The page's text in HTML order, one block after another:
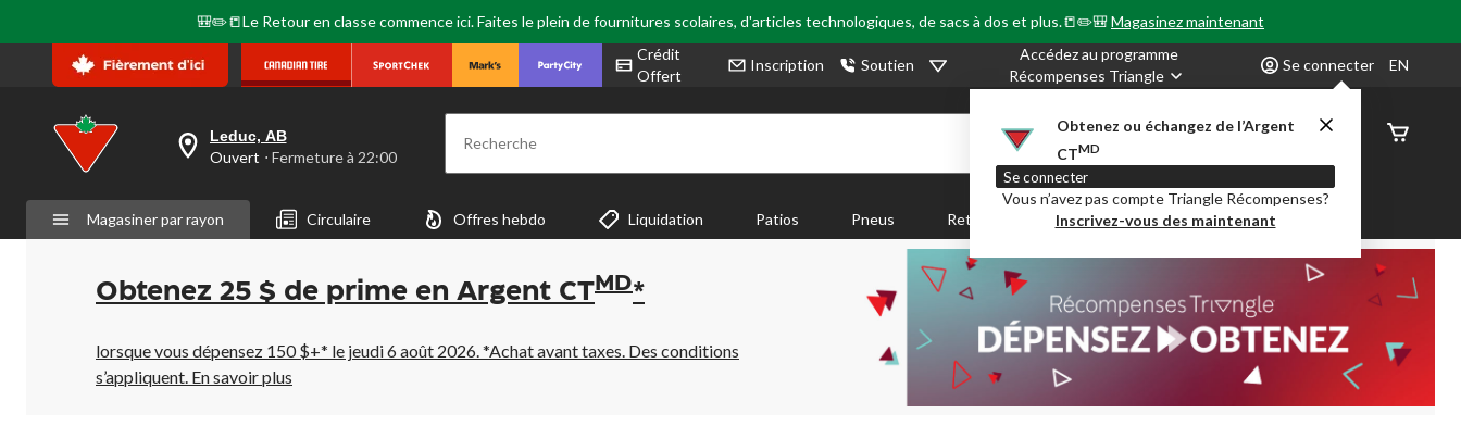
🎒✏️📒Le Retour en classe commence ici. Faites le plein de fournitures scolaires, d'articles technologiques, de sacs à dos et plus.📒✏️🎒Magasinez maintenant
Crédit
Offert
Inscription Soutien
Accédez au programme
Récompenses Triangle
Se connecter
Obtenez ou échangez de l’Argent
CTMD
Se connecter
Vous n’avez pas compte Triangle Récompenses?
Inscrivez-vous des maintenant
EN
votre
est
Leduc,
AB,
Fermeture
à
22:00
cliquer
pour
Leduc, AB
Ouvert ⋅ Fermeture à 22:00 Recherche
État de
Magasiner par rayon Circulaire Offres hebdo Liquidation Patios Pneus Retour en Classe Party City Centre-auto
Obtenez 25 $ de prime en Argent CT MD*
lorsque vous dépensez 150 $+* le jeudi 6 août 2026. *Achat avant taxes. Des conditions
s’appliquent. En savoir plus